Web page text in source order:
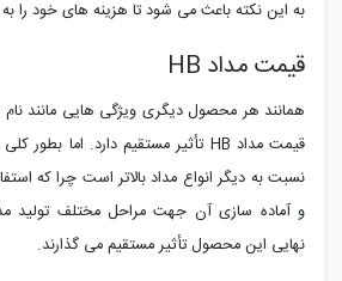
به این نکته باعث می شود تا هزینه های خود را
قیمت مداد HB
همانند هر محصول دیگری ویژگی هایی مانند
قیمت مداد HB تأثیر مستقیم دارد. اما بطور
نسبت به دیگر انواع مداد بالاتر است چرا که
و آماده سازی آن جهت مراحل مختلف تولید
نهایی این محصول تأثیر مستقیم می گذارند.